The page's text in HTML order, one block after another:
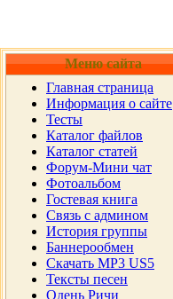
Меню сайта
Главная страница
Информация о сайте
Тесты
Каталог файлов
Каталог статей
Форум-Мини чат
Фотоальбом
Гостевая книга
Cвязь с админом
История группы
Баннерообмен
Скачать MP3 US5
Тексты песен
Одень Ричи